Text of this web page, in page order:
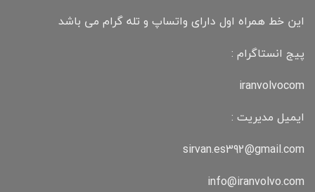
این خط همراه اول دارای واتساپ و تله گرام می باشد
پیج انستاگرام :
iranvolvocom
ایمیل مدیریت :
sirvan.es392@gmail.com
info@iranvolvo.com